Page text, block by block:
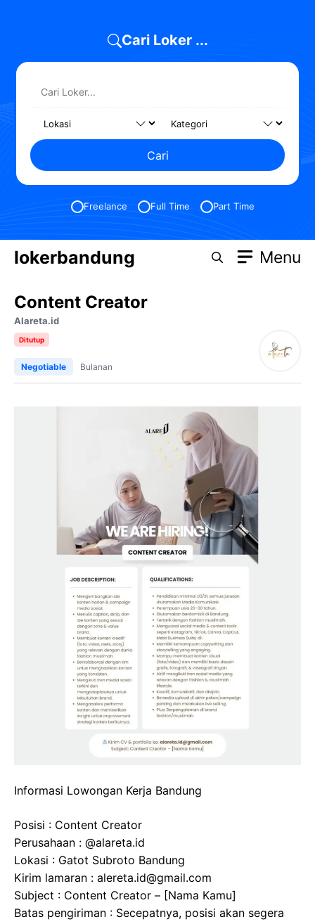
Cari Loker ...
Cari
Freelance Full Time Part Time
lokerbandung Menu
Content Creator
Alareta.id
Ditutup
Negotiable Bulanan
Informasi Lowongan Kerja Bandung
Posisi : Content Creator
Perusahaan : @alareta.id
Lokasi : Gatot Subroto Bandung
Kirim lamaran : alereta.id@gmail.com
Subject : Content Creator – [Nama Kamu]
Batas pengiriman : Secepatnya, posisi akan segera